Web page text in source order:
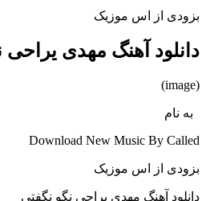
بزودی از اس موزیک
دانلود آهنگ مهدی یراحی
(image)
به نام
Download New Music By Called
بزودی از اس موزیک
دانلود آهنگ مهدی یراحی نگو نگفتی